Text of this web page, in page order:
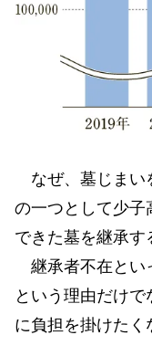
なぜ、墓じまい
の一つとして少子
できた墓を継承す
継承者不在とい
という理由だけ
に負担を掛けたく